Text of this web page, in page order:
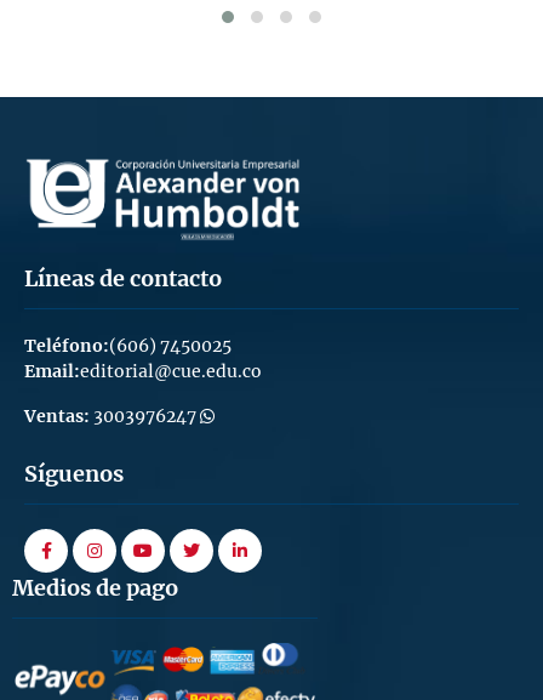
Líneas de contacto
Teléfono:(606) 7450025
Email:editorial@cue.edu.co
Ventas: 3003976247
Síguenos
facebookinstagram
youtubetwitterlinkedin
Medios de pago